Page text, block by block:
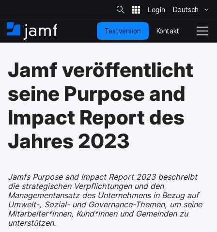
b
e
r
p
r
n
g
e
d
d
e
n
H
a
u
S
i
t
e
-
S
u
e
Deutsch
S
t
t
e
t
N
a
Testversion Kontakt
Jamf veröffentlicht
seine Purpose and
Impact Report des
Jahres 2023
Jamfs Purpose and Impact Report 2023 beschreibt
die strategischen Verpflichtungen und den
Managementansatz des Unternehmens in Bezug auf
Umwelt-, Sozial- und Governance-Themen, um seine
Mitarbeiter*innen, Kund*innen und Gemeinden zu
unterstützen.